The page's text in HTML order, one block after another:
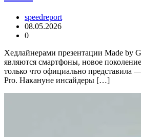
speedreport
08.05.2026
0
Хедлайнерами презентации Made by
являются смартфоны, новое
только что официально представила
Pro. Накануне инсайдеры […]